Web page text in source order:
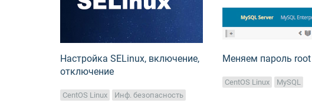
Настройка SELinux, включение,
отключение
CentOS Linux Инф. безопасность
Меняем пароль root
CentOS Linux MySQL